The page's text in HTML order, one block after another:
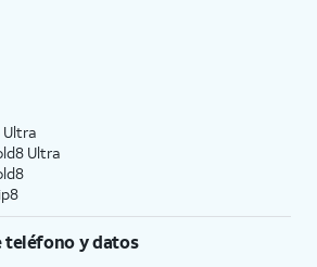
Ultra
Ultra
teléfono y datos